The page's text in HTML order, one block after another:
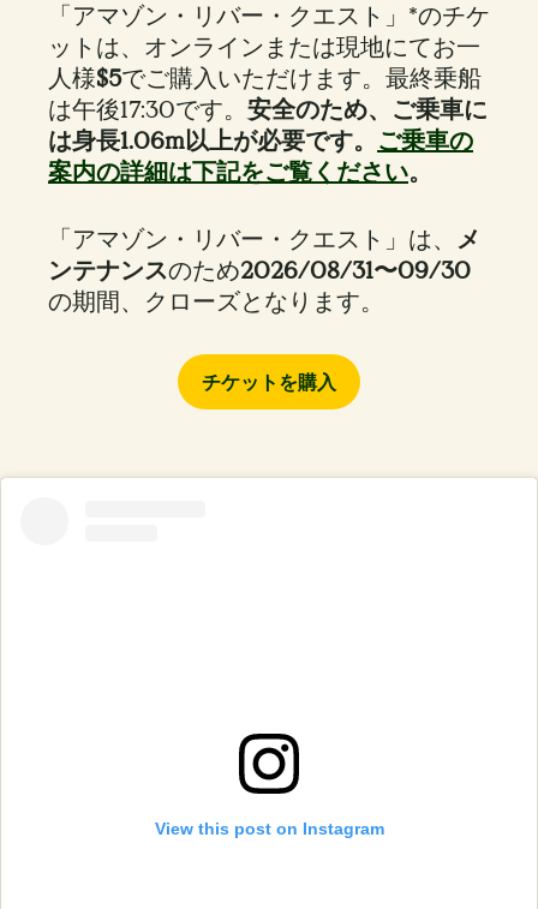
「アマゾン・リバー・クエスト」*のチケ
ットは、オンラインまたは現地にてお一
人様$5でご購入いただけます。最終乗船
は午後17:30です。安全のため、ご乗車に
は身長1.06m以上が必要です。 ご乗車の
案内の詳細は下記をご覧ください。
「アマゾン・リバー・クエスト」は、 メ
ンテナンスのため2026/08/31〜09/30
の期間、クローズとなります。
チケットを購入
View this post on Instagram